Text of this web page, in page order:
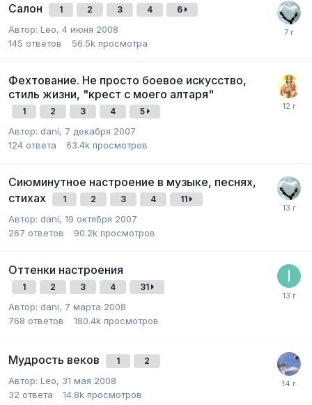
Салон 1 2 3 4 6
Автор: Leo, 4 июня 2008
145 ответов 56.5k просмотра
Фехтование. Не просто боевое искусство,
стиль жизни, "крест с моего алтаря"
1 2 3 4 5
Автор: dani, 7 декабря 2007
124 ответа 63.4k просмотров
Сиюминутное настроение в музыке, песнях,
стихах
1 2 3 4 11
Автор: dani, 19 октября 2007
267 ответов 90.2k просмотров
Оттенки настроения
1 2 3 4 31
Автор: dani, 7 марта 2008
768 ответов 180.4k просмотров
Мудрость веков 1 2
Автор: Leo, 31 мая 2008
32 ответа 14.8k просмотров